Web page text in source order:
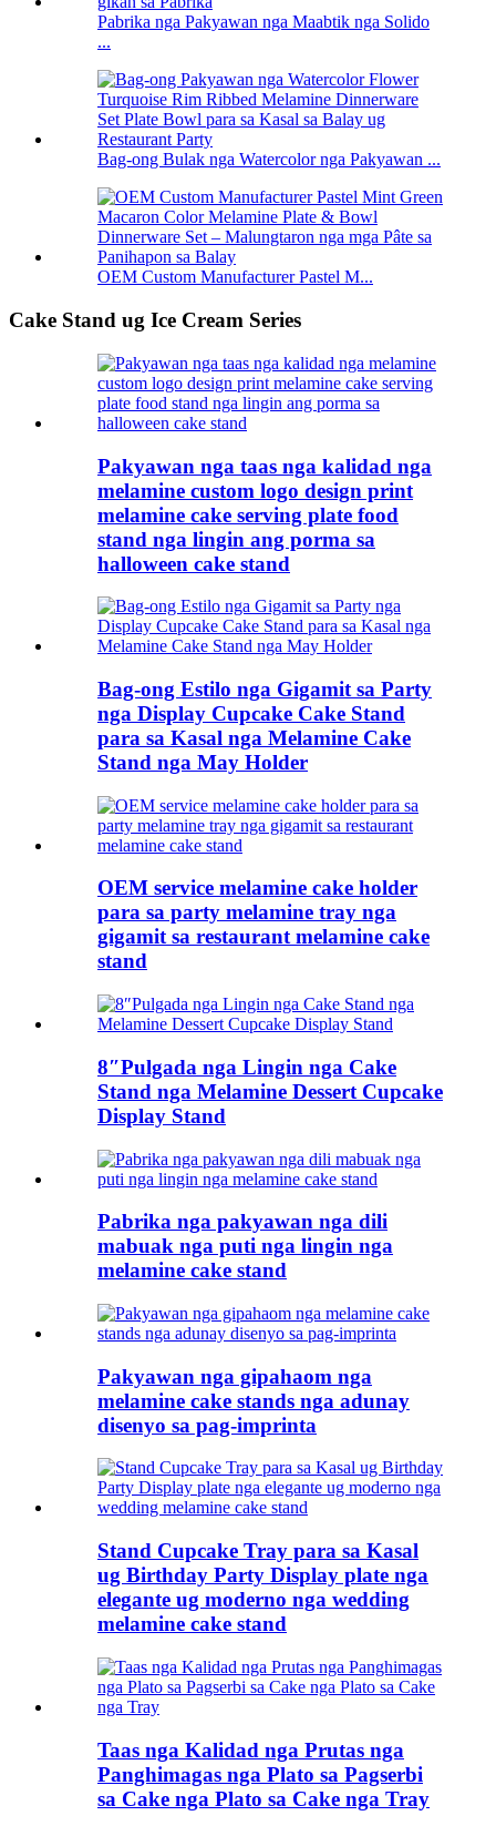
Pabrika nga Pakyawan nga Maabtik nga Solido
...
Bag-ong Bulak nga Watercolor nga Pakyawan ...
OEM Custom Manufacturer Pastel M...
Cake Stand ug Ice Cream Series
Pakyawan nga taas nga kalidad nga
melamine custom logo design print
melamine cake serving plate food
stand nga lingin ang porma sa
halloween cake stand
Bag-ong Estilo nga Gigamit sa Party
nga Display Cupcake Cake Stand
para sa Kasal nga Melamine Cake
Stand nga May Holder
OEM service melamine cake holder
para sa party melamine tray nga
gigamit sa restaurant melamine cake
stand
8″Pulgada nga Lingin nga Cake
Stand nga Melamine Dessert Cupcake
Display Stand
Pabrika nga pakyawan nga dili
mabuak nga puti nga lingin nga
melamine cake stand
Pakyawan nga gipahaom nga
melamine cake stands nga adunay
disenyo sa pag-imprinta
Stand Cupcake Tray para sa Kasal
ug Birthday Party Display plate nga
elegante ug moderno nga wedding
melamine cake stand
Taas nga Kalidad nga Prutas nga
Panghimagas nga Plato sa Pagserbi
sa Cake nga Plato sa Cake nga Tray